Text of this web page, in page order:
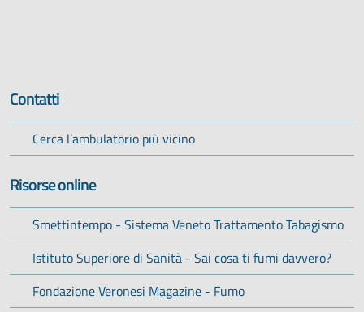
Contatti
Cerca l’ambulatorio più vicino
(si apre in una nuova scheda)
Risorse online
Smettintempo - Sistema Veneto Trattamento Tabagismo
(si apre in una nuova scheda)
Istituto Superiore di Sanità - Sai cosa ti fumi davvero?
(si apre in una nuova scheda)
Fondazione Veronesi Magazine - Fumo
(si apre in una nuova scheda)